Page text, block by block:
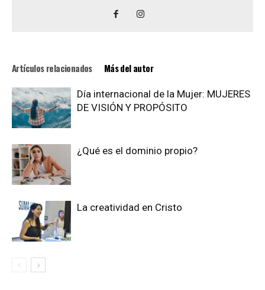
Artículos relacionados Más del autor
Día internacional de la Mujer: MUJERES
DE VISIÓN Y PROPÓSITO
¿Qué es el dominio propio?
La creatividad en Cristo